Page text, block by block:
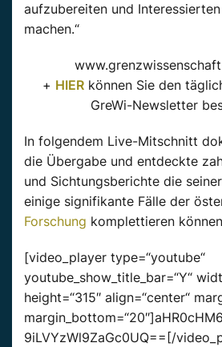
aufzubereiten und
machen.“
+ HIERkönnen Sie den
GreWi-Newsletter
In folgendem Live-Mitschnitt
die Übergabe und entdeckte
und Sichtungsberichte die
einige signifikante Fälle der
Forschung komplettieren
[video_player type=“youtube“
youtube_show_title_bar=“Y“
height=“315″ align=“center“
9iLVYzWl9ZaGc0UQ==[/